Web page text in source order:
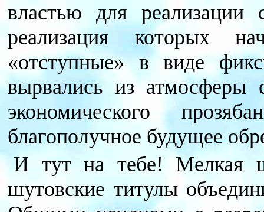
властью для реализации
реализация которых
«отступные» в виде
вырвались из атмосферы
экономического
благополучное будущее
И тут на тебе! Мелкая
шутовские титулы